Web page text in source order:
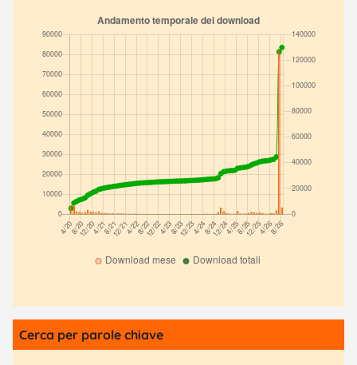
Cerca per parole chiave